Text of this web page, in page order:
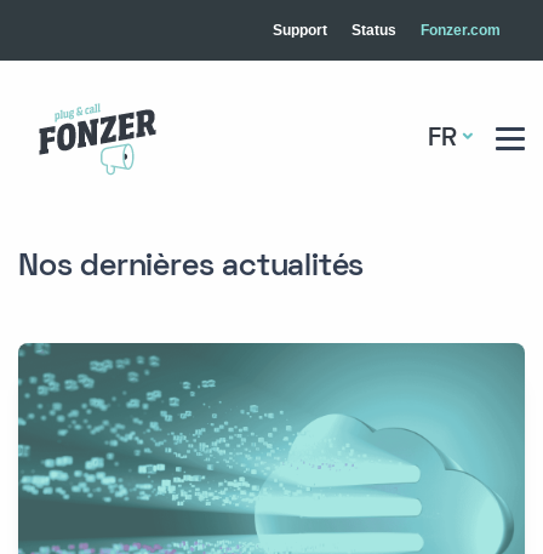
Support Status Fonzer.com
FR
Nos dernières actualités